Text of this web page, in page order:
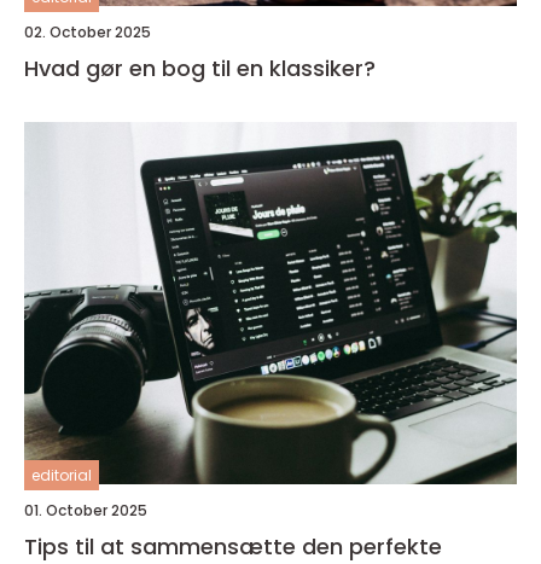
02. October 2025
Hvad gør en bog til en klassiker?
editorial
01. October 2025
Tips til at sammensætte den perfekte